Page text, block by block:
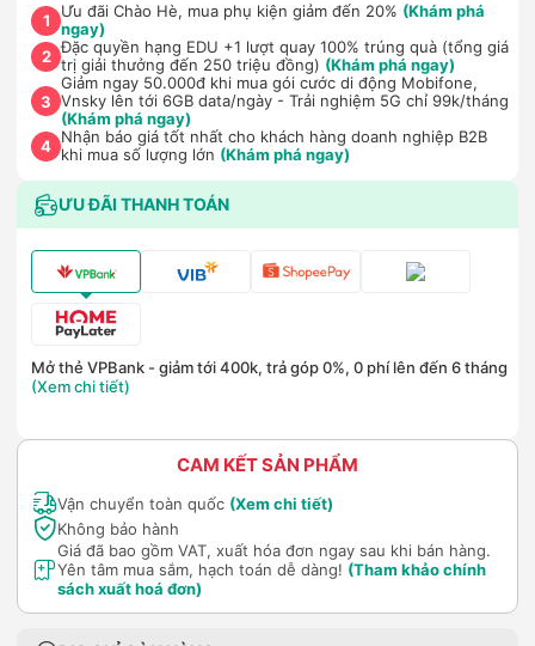
1 Ưu đãi Chào Hè, mua phụ kiện giảm đến 20% (Khám phá
ngay)
2 Đặc quyền hạng EDU +1 lượt quay 100% trúng quà (tổng giá
trị giải thưởng đến 250 triệu đồng) (Khám phá ngay)
3
Giảm ngay 50.000đ khi mua gói cước di động Mobifone,
Vnsky lên tới 6GB data/ngày - Trải nghiệm 5G chỉ 99k/tháng
(Khám phá ngay)
4 Nhận báo giá tốt nhất cho khách hàng doanh nghiệp B2B
khi mua số lượng lớn (Khám phá ngay)
ƯU ĐÃI THANH TOÁN
Mở thẻ VPBank - giảm tới 400k, trả góp 0%, 0 phí lên đến 6 tháng
(Xem chi tiết)
CAM KẾT SẢN PHẨM
Vận chuyển toàn quốc (Xem chi tiết)
Không bảo hành
Giá đã bao gồm VAT, xuất hóa đơn ngay sau khi bán hàng.
Yên tâm mua sắm, hạch toán dễ dàng! (Tham khảo chính
sách xuất hoá đơn)